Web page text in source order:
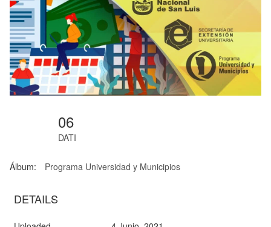
06
DATI
Álbum: Programa Universidad y Municipios
DETAILS